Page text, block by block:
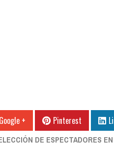
Google + Pinterest
DE ESPECTADORES